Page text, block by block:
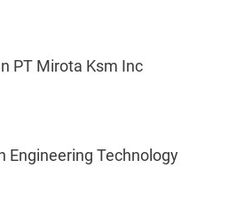
PT Mirota Ksm Inc
Engineering Technology